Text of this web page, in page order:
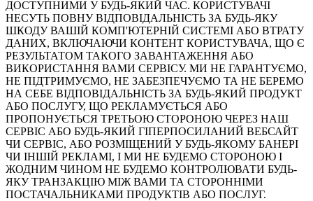
ДОСТУПНИМИ У БУДЬ-ЯКИЙ ЧАС. КОРИСТУВАЧІ
НЕСУТЬ ПОВНУ ВІДПОВІДАЛЬНІСТЬ ЗА БУДЬ-ЯКУ
ШКОДУ ВАШІЙ КОМП'ЮТЕРНІЙ СИСТЕМІ АБО ВТРАТУ
ДАНИХ, ВКЛЮЧАЮЧИ КОНТЕНТ КОРИСТУВАЧА, ЩО Є
РЕЗУЛЬТАТОМ ТАКОГО ЗАВАНТАЖЕННЯ АБО
ВИКОРИСТАННЯ ВАМИ СЕРВІСУ. МИ НЕ ГАРАНТУЄМО,
НЕ ПІДТРИМУЄМО, НЕ ЗАБЕЗПЕЧУЄМО ТА НЕ БЕРЕМО
НА СЕБЕ ВІДПОВІДАЛЬНІСТЬ ЗА БУДЬ-ЯКИЙ ПРОДУКТ
АБО ПОСЛУГУ, ЩО РЕКЛАМУЄТЬСЯ АБО
ПРОПОНУЄТЬСЯ ТРЕТЬОЮ СТОРОНОЮ ЧЕРЕЗ НАШ
СЕРВІС АБО БУДЬ-ЯКИЙ ГІПЕРПОСИЛАНИЙ ВЕБСАЙТ
ЧИ СЕРВІС, АБО РОЗМІЩЕНИЙ У БУДЬ-ЯКОМУ БАНЕРІ
ЧИ ІНШІЙ РЕКЛАМІ, І МИ НЕ БУДЕМО СТОРОНОЮ І
ЖОДНИМ ЧИНОМ НЕ БУДЕМО КОНТРОЛЮВАТИ БУДЬ-
ЯКУ ТРАНЗАКЦІЮ МІЖ ВАМИ ТА СТОРОННІМИ
ПОСТАЧАЛЬНИКАМИ ПРОДУКТІВ АБО ПОСЛУГ.